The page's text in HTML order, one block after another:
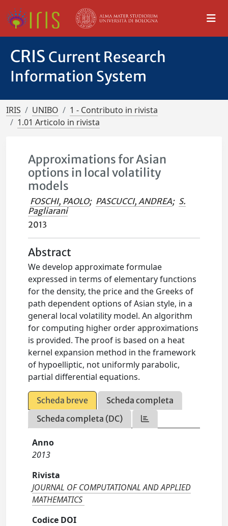
CRIS Current Research
Information System
IRIS UNIBO
1 - Contributo in rivista
1.01 Articolo in rivista
Approximations for Asian
options in local volatility
models
FOSCHI, PAOLO; PASCUCCI, ANDREA; S.
Pagliarani
2013
Abstract
We develop approximate formulae
expressed in terms of elementary functions
for the density, the price and the Greeks of
path dependent options of Asian style, in a
general local volatility model. An algorithm
for computing higher order approximations
is provided. The proof is based on a heat
kernel expansion method in the framework
of hypoelliptic, not uniformly parabolic,
partial differential equations.
Scheda breve
Scheda completa
Scheda completa (DC)
Anno
2013
Rivista
JOURNAL OF COMPUTATIONAL AND APPLIED
MATHEMATICS
Codice DOI